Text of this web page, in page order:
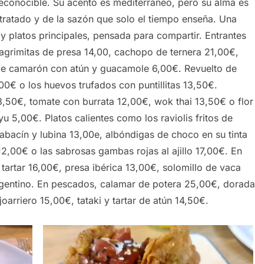
y de la sazón que solo el tiempo enseña. Una
platos principales, pensada para compartir. Entrantes
de presa 14,00, cachopo de ternera 21,00€,
con atún y guacamole 6,00€. Revuelto de
o los huevos trufados con puntillitas 13,50€.
tomate con burrata 12,00€, wok thai 13,50€ o flor
5,00€. Platos calientes como los raviolis fritos de
y lubina 13,00e, albóndigas de choco en su tinta
o las sabrosas gambas rojas al ajillo 17,00€. En
16,00€, presa ibérica 13,00€, solomillo de vaca
En pescados, calamar de potera 25,00€, dorada
15,00€, tataki y tartar de atún 14,50€.